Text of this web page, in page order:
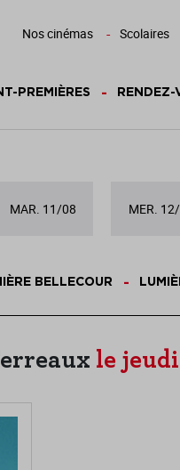
Nos cinémas Scolaires
PREMIÈRES RENDEZ-
MAR. 11/08 MER.
BELLECOUR
le